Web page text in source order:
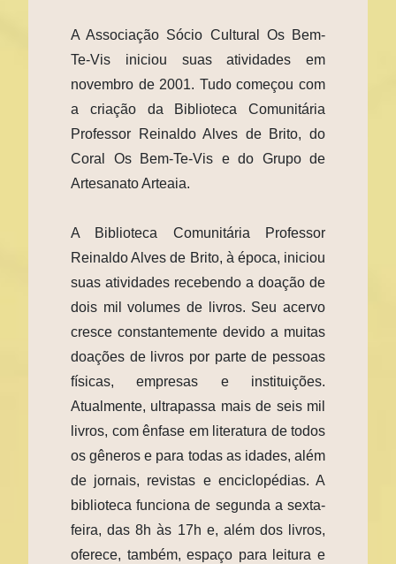
A Associação Sócio Cultural Os Bem-
Te-Vis iniciou suas atividades em
novembro de 2001. Tudo começou com
a criação da Biblioteca Comunitária
Professor Reinaldo Alves de Brito, do
Coral Os Bem-Te-Vis e do Grupo de
Artesanato Arteaia.
A Biblioteca Comunitária Professor
Reinaldo Alves de Brito, à época, iniciou
suas atividades recebendo a doação de
dois mil volumes de livros. Seu acervo
cresce constantemente devido a muitas
doações de livros por parte de pessoas
físicas, empresas e instituições.
Atualmente, ultrapassa mais de seis mil
livros, com ênfase em literatura de todos
os gêneros e para todas as idades, além
de jornais, revistas e enciclopédias. A
biblioteca funciona de segunda a sexta-
feira, das 8h às 17h e, além dos livros,
oferece, também, espaço para leitura e